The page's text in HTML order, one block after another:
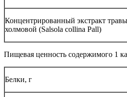
Концентрированный экстракт
холмовой (Salsola collina Pall)
Пищевая ценность содержимого 1
Белки, г